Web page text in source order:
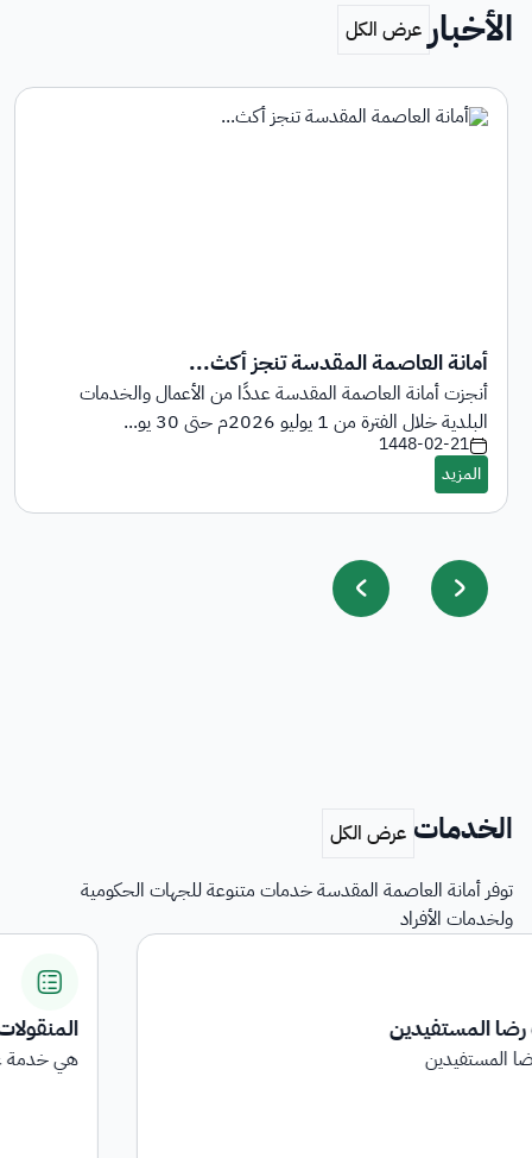
الأخبار
أمانة العاصمة المقدسة تنجز أكث...
أنجزت أمانة العاصمة المقدسة عددًا من الأعمال والخدمات
البلدية خلال الفترة من 1 يوليو 2026م حتى 30 يو...
1448-02-21
الخدمات
توفر أمانة العاصمة المقدسة خدمات متنوعة للجهات الحكومية
ولخدمات الأفراد
المنقولات
هي خدمة عرض المنقولات المرجعة على الجهات الحكومية ...